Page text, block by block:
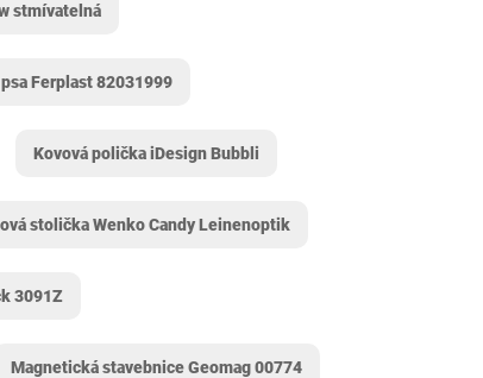
stmívatelná
Ferplast 82031999
Kovová polička iDesign Bubbli
stolička Wenko Candy Leinenoptik
3091Z
Magnetická stavebnice Geomag 00774